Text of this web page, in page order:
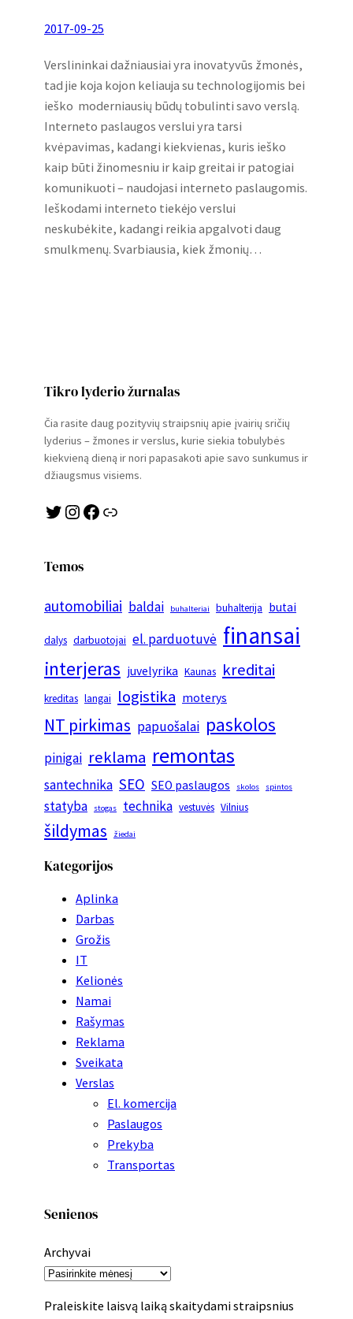
2017-09-25
Verslininkai dažniausiai yra inovatyvūs žmonės,
tad jie koja kojon keliauja su technologijomis bei
ieško moderniausių būdų tobulinti savo verslą.
Interneto paslaugos verslui yra tarsi
kvėpavimas, kadangi kiekvienas, kuris ieško
kaip būti žinomesniu ir kaip greitai ir patogiai
komunikuoti – naudojasi interneto paslaugomis.
Ieškodami interneto tiekėjo verslui
neskubėkite, kadangi reikia apgalvoti daug
smulkmenų. Svarbiausia, kiek žmonių…
Tikro lyderio žurnalas
Čia rasite daug pozityvių straipsnių apie įvairių sričių
lyderius – žmones ir verslus, kurie siekia tobulybės
kiekvieną dieną ir nori papasakoti apie savo sunkumus ir
džiaugsmus visiems.
Twitter Instagram Facebook Link
Temos
automobiliai baldai buhalteriai buhalterija butai
dalys darbuotojai el. parduotuvė finansai
interjeras juvelyrika Kaunas kreditai
kreditas langai logistika moterys
NT pirkimas papuošalai paskolos
pinigai reklama remontas
santechnika SEO SEO paslaugos skolos spintos
statyba stogas technika vestuvės Vilnius
šildymas žiedai
Kategorijos
Aplinka
Darbas
Grožis
IT
Kelionės
Namai
Rašymas
Reklama
Sveikata
Verslas
El. komercija
Paslaugos
Prekyba
Transportas
Senienos
Archyvai
Praleiskite laisvą laiką skaitydami straipsnius